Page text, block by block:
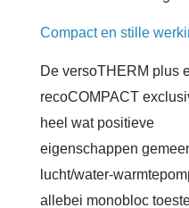
Compact en stille
De versoTHERM plus
recoCOMPACT
heel wat positieve
eigenschappen
lucht/water-
allebei monobloc